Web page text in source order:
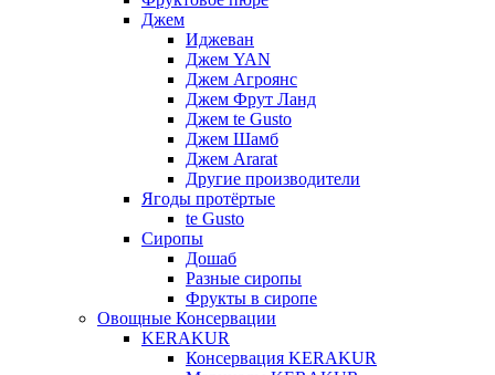
Джем
Иджеван
Джем YAN
Джем Агроянс
Джем Фрут Ланд
Джем te Gusto
Джем Шамб
Джем Ararat
Другие производители
Ягоды протёртые
te Gusto
Сиропы
Дошаб
Разные сиропы
Фрукты в сиропе
Овощные Консервации
KERAKUR
Консервация KERAKUR